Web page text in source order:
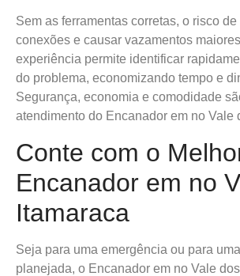
Sem as ferramentas corretas, o risco
conexões e causar vazamentos
experiência permite identificar
do problema, economizando tempo e
Segurança, economia e comodidade
atendimento do Encanador em no Vale
Conte com o
Encanador em no
Itamaraca
Seja para uma emergência ou para
planejada, o Encanador em no Vale